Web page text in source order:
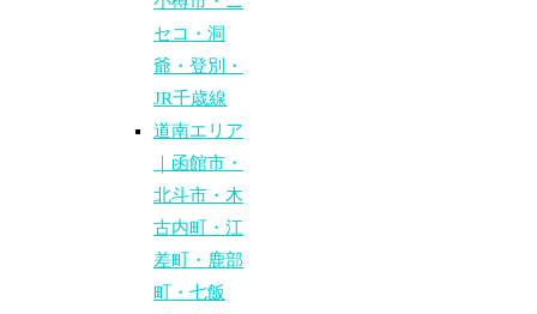
セコ・洞
爺・登別・
JR千歳線
道南エリア
｜函館市・
北斗市・木
古内町・江
差町・鹿部
町・七飯